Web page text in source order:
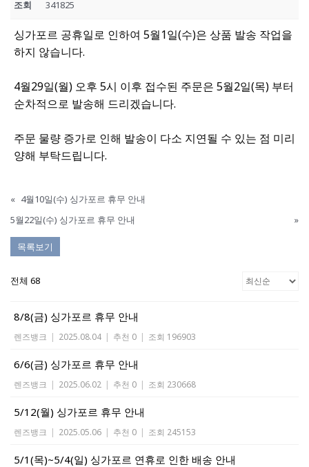
조회 341825
싱가포르 공휴일로 인하여 5월1일(수)은 상품 발송 작업을
하지 않습니다.
4월29일(월) 오후 5시 이후 접수된 주문은 5월2일(목) 부터
순차적으로 발송해 드리겠습니다.
주문 물량 증가로 인해 발송이 다소 지연될 수 있는 점 미리
양해 부탁드립니다.
« 4월10일(수) 싱가포르 휴무 안내
5월22일(수) 싱가포르 휴무 안내
»
목록보기
전체 68
8/8(금) 싱가포르 휴무 안내
렌즈뱅크 | 2025.08.04 | 추천 0 | 조회 196903
6/6(금) 싱가포르 휴무 안내
렌즈뱅크 | 2025.06.02 | 추천 0 | 조회 230668
5/12(월) 싱가포르 휴무 안내
렌즈뱅크 | 2025.05.06 | 추천 0 | 조회 245153
5/1(목)~5/4(일) 싱가포르 연휴로 인한 배송 안내